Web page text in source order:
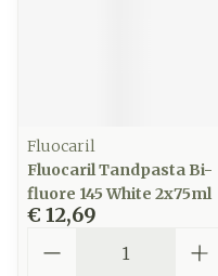
Fluocaril
Fluocaril Tandpasta Bi-
fluore 145 White 2x75ml
€ 12,69